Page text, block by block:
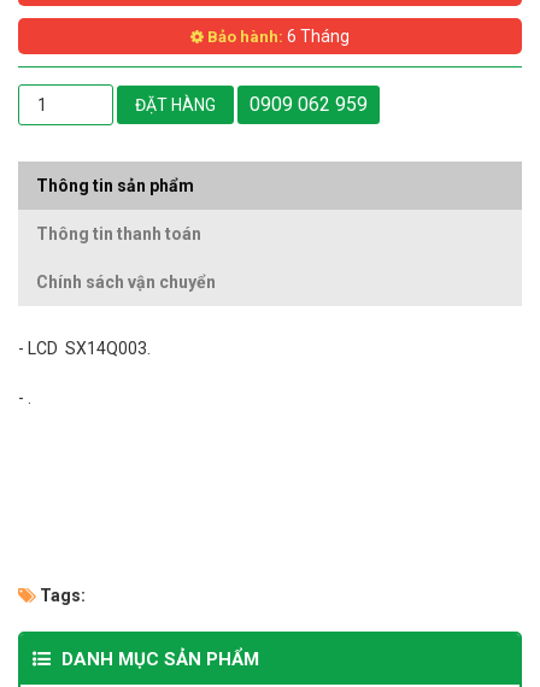
Bảo hành: 6 Tháng
ĐẶT HÀNG 0909 062 959
Thông tin sản phẩm
Thông tin thanh toán
Chính sách vận chuyển
- LCD SX14Q003.
- .
Tags:
DANH MỤC SẢN PHẨM